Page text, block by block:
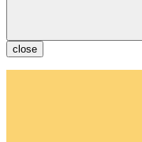
close